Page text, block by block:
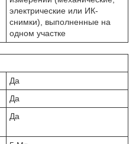
электрические или ИК-
снимки), выполненные на
одном участке
Да
Да
Да